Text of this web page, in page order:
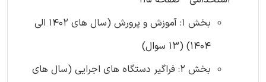
بخش 1: آموزش و پرورش (سال های 1402 الی
1404) (13 سوال)
بخش 2: فراگیر دستگاه های اجرایی (سال های